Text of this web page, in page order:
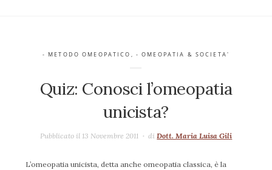
- METODO OMEOPATICO , - OMEOPATIA & SOCIETA'
Quiz: Conosci l’omeopatia
unicista?
Pubblicato il 13 Novembre 2011 diDott. Maria Luisa Gili
L’omeopatia unicista, detta anche omeopatia classica, è la